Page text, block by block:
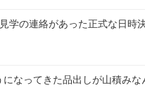
学の連絡があった正式な日時
なってきた品出しが山積み